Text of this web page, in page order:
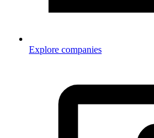
Explore companies